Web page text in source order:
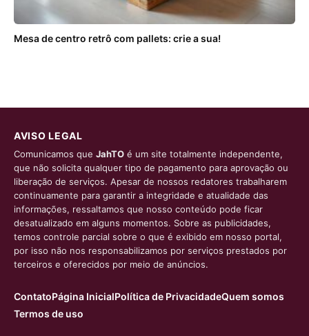
Mesa de centro retrô com pallets: crie a sua!
AVISO LEGAL
Comunicamos que JahTO é um site totalmente independente,
que não solicita qualquer tipo de pagamento para aprovação ou
liberação de serviços. Apesar de nossos redatores trabalharem
continuamente para garantir a integridade e atualidade das
informações, ressaltamos que nosso conteúdo pode ficar
desatualizado em alguns momentos. Sobre as publicidades,
temos controle parcial sobre o que é exibido em nosso portal,
por isso não nos responsabilizamos por serviços prestados por
terceiros e oferecidos por meio de anúncios.
ContatoPágina InicialPolítica de PrivacidadeQuem somos
Termos de uso